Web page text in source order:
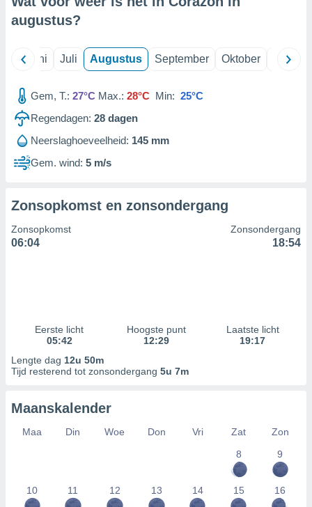
augustus?
Juni Juli Augustus September Oktober
Gem, T.: 27°C Max.: 28°C Min: 25°C
Regendagen: 28 dagen
Neerslaghoeveelheid: 145 mm
Gem. wind: 5 m/s
Zonsopkomst en zonsondergang
Zonsopkomst
06:04
Zonsondergang
18:54
Eerste licht
05:42
Hoogste punt
12:29
Laatste licht
19:17
Lengte dag 12u 50m
Tijd resterend tot zonsondergang 5u 7m
Maanskalender
Maa Din Woe Don Vri Zat
Zon
8
9
10 11 12 13 14 15 16